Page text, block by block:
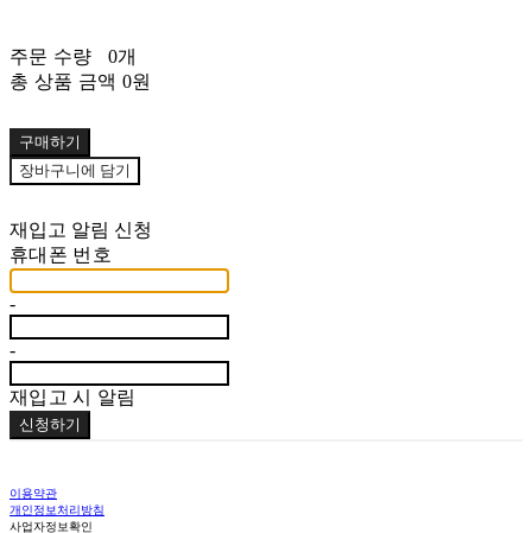
주문 수량
0개
총 상품 금액 0원
구매하기
장바구니에 담기
재입고 알림 신청
휴대폰 번호
-
-
재입고 시 알림
신청하기
이용약관
개인정보처리방침
사업자정보확인